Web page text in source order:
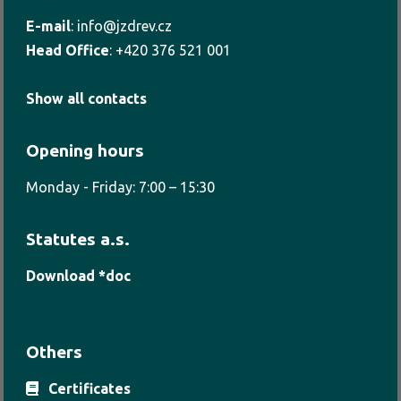
E-mail: info@jzdrev.cz
Head Office: +420 376 521 001
Show all contacts
Opening hours
Monday - Friday: 7:00 – 15:30
Statutes a.s.
Download *doc
Others
Certificates